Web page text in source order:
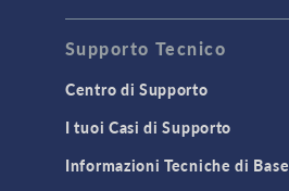
Supporto Tecnico
Centro di Supporto
I tuoi Casi di Supporto
Informazioni Tecniche di Base